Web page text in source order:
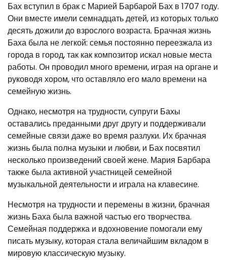
Бах вступил в брак с Марией Барбарой Бах в 1707 году.
Они вместе имели семнадцать детей, из которых только
десять дожили до взрослого возраста. Брачная жизнь
Баха была не легкой: семья постоянно переезжала из
города в город, так как композитор искал новые места
работы. Он проводил много времени, играя на органе и
руководя хором, что оставляло его мало времени на
семейную жизнь.
Однако, несмотря на трудности, супруги Бахы
оставались преданными друг другу и поддерживали
семейные связи даже во время разлуки. Их брачная
жизнь была полна музыки и любви, и Бах посвятил
несколько произведений своей жене. Мария Барбара
также была активной участницей семейной
музыкальной деятельности и играла на клавесине.
Несмотря на трудности и перемены в жизни, брачная
жизнь Баха была важной частью его творчества.
Семейная поддержка и вдохновение помогали ему
писать музыку, которая стала величайшим вкладом в
мировую классическую музыку.